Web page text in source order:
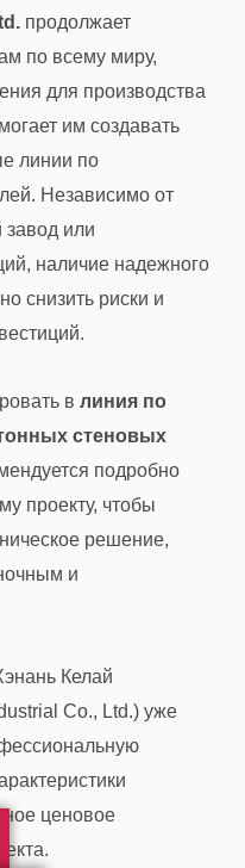
продолжает
по всему миру,
для производства
им создавать
линии по
Независимо от
завод или
наличие надежного
снизить риски и
в линия по
стеновых
подробно
проекту, чтобы
решение,
и
Келай
Co., Ltd.) уже
ценовое